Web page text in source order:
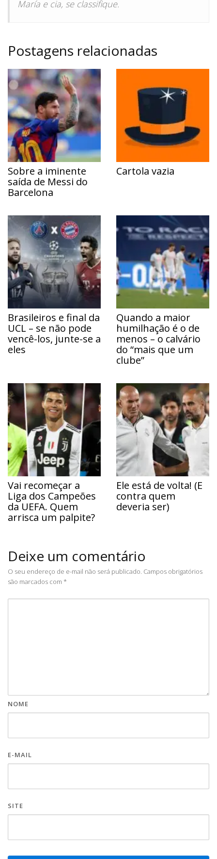
María e cia, se classifique.
Postagens relacionadas
Sobre a iminente
saída de Messi do
Barcelona
Cartola vazia
Brasileiros e final da
UCL – se não pode
vencê-los, junte-se a
eles
Quando a maior
humilhação é o de
menos – o calvário
do “mais que um
clube”
Vai recomeçar a
Liga dos Campeões
da UEFA. Quem
arrisca um palpite?
Ele está de volta! (E
contra quem
deveria ser)
Deixe um comentário
O seu endereço de e-mail não será publicado. Campos obrigatórios
são marcados com *
NOME
E-MAIL
SITE